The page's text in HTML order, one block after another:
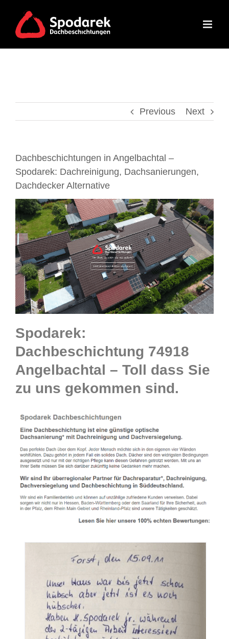
content
Previous Next
Dachbeschichtungen in Angelbachtal –
Spodarek: Dachreinigung, Dachsanierungen,
Dachdecker Alternative
Spodarek:
Dachbeschichtung 74918
Angelbachtal – Toll dass Sie
zu uns gekommen sind.